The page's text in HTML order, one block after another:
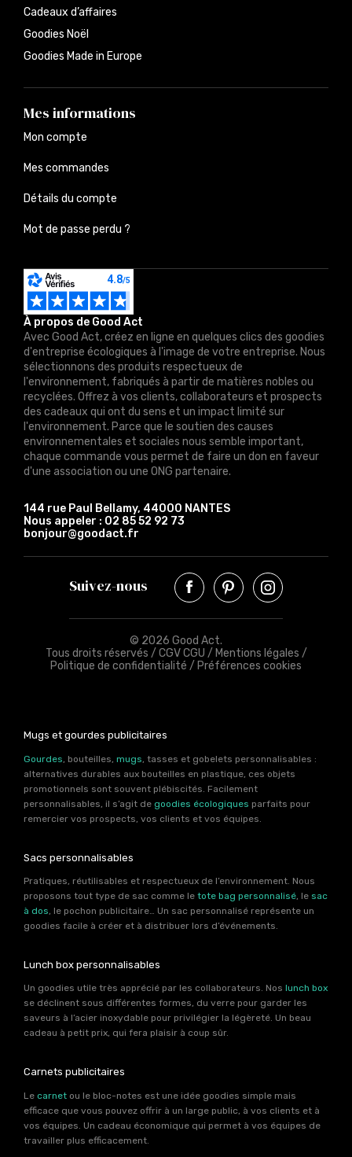
À propos de Good Act
Avec Good Act, créez en ligne en quelques clics des goodies
d'entreprise écologiques à l'image de votre entreprise. Nous
sélectionnons des produits respectueux de
l'environnement, fabriqués à partir de matières nobles ou
recyclées. Offrez à vos clients, collaborateurs et prospects
des cadeaux qui ont du sens et un impact limité sur
l'environnement. Parce que le soutien des causes
environnementales et sociales nous semble important,
chaque commande vous permet de faire un don en faveur
d'une association ou une ONG partenaire.
144 rue Paul Bellamy, 44000 NANTES
Nous appeler : 02 85 52 92 73
bonjour@goodact.fr
Cadeaux d’affaires
Goodies Noël
Goodies Made in Europe
Mes informations
Mon compte
Mes commandes
Détails du compte
Mot de passe perdu ?
Suivez-nous
© 2026 Good Act.
Tous droits réservés / CGV CGU / Mentions légales /
Politique de confidentialité / Préférences cookies
Mugs et gourdes publicitaires
Gourdes , bouteilles, mugs , tasses et gobelets personnalisables :
alternatives durables aux bouteilles en plastique, ces objets
promotionnels sont souvent plébiscités. Facilement
personnalisables, il s’agit de goodies écologiques parfaits pour
remercier vos prospects, vos clients et vos équipes.
Sacs personnalisables
Pratiques, réutilisables et respectueux de l’environnement. Nous
proposons tout type de sac comme le tote bag personnalisé, le sac
à dos, le pochon publicitaire… Un sac personnalisé représente un
goodies facile à créer et à distribuer lors d’événements.
Lunch box personnalisables
Un goodies utile très apprécié par les collaborateurs. Nos lunch box
se déclinent sous différentes formes, du verre pour garder les
saveurs à l’acier inoxydable pour privilégier la légèreté. Un beau
cadeau à petit prix, qui fera plaisir à coup sûr.
Carnets publicitaires
Le carnet ou le bloc-notes est une idée goodies simple mais
efficace que vous pouvez offrir à un large public, à vos clients et à
vos équipes. Un cadeau économique qui permet à vos équipes de
travailler plus efficacement.